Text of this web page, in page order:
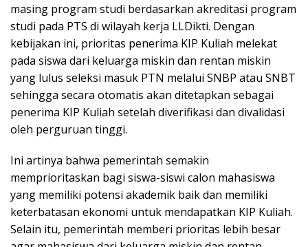
masing program studi berdasarkan akreditasi program
studi pada PTS di wilayah kerja LLDikti. Dengan
kebijakan ini, prioritas penerima KIP Kuliah melekat
pada siswa dari keluarga miskin dan rentan miskin
yang lulus seleksi masuk PTN melalui SNBP atau SNBT
sehingga secara otomatis akan ditetapkan sebagai
penerima KIP Kuliah setelah diverifikasi dan divalidasi
oleh perguruan tinggi.
Ini artinya bahwa pemerintah semakin
memprioritaskan bagi siswa-siswi calon mahasiswa
yang memiliki potensi akademik baik dan memiliki
keterbatasan ekonomi untuk mendapatkan KIP Kuliah.
Selain itu, pemerintah memberi prioritas lebih besar